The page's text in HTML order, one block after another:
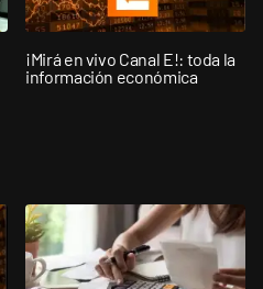
¡Mirá en vivo Canal E!: toda la
información económica